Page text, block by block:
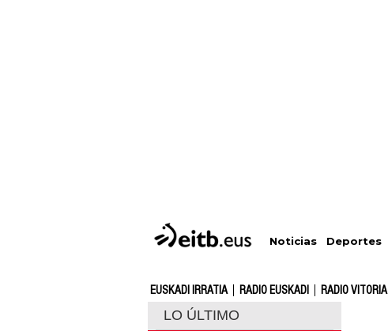
Noticias Deportes
EUSKADI IRRATIA RADIO EUSKADI RADIO VITORIA
LO ÚLTIMO